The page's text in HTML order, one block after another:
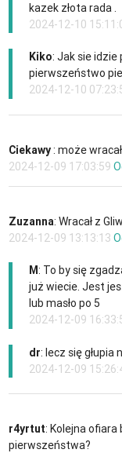
kazek złota rada .
2024-12-10
Kiko: Jak sie
pierwszeństwo
2024-12-10
Ciekawy: może
2024-12-09 17:03:59
Zuzanna: Wracał z
2024-12-09 13:13:13
M: To by się
już wiecie. Jest
lub masło po 5
2024-12-09
dr: lecz się głupia
2024-12-09
r4yrtut: Kolejna
pierwszeństwa?